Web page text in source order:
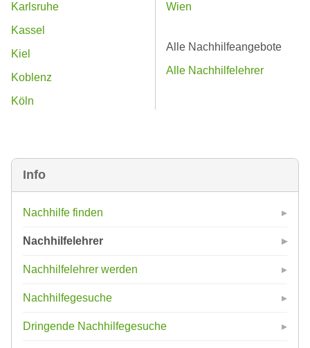
Info
Nachhilfe finden
Nachhilfelehrer
Nachhilfelehrer werden
Nachhilfegesuche
Dringende Nachhilfegesuche
Karlsruhe
Kassel
Kiel
Koblenz
Köln
Wien
Alle Nachhilfeangebote
Alle Nachhilfelehrer